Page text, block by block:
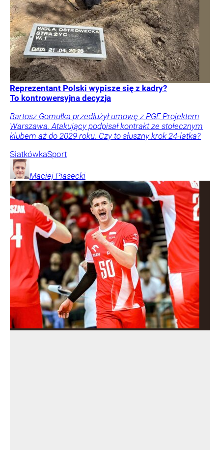
Reprezentant Polski wypisze się z kadry?
To kontrowersyjna decyzja
Bartosz Gomułka przedłużył umowę z PGE Projektem
Warszawa. Atakujący podpisał kontrakt ze stołecznym
klubem aż do 2029 roku. Czy to słuszny krok 24-latka?
SiatkówkaSport
Maciej Piasecki